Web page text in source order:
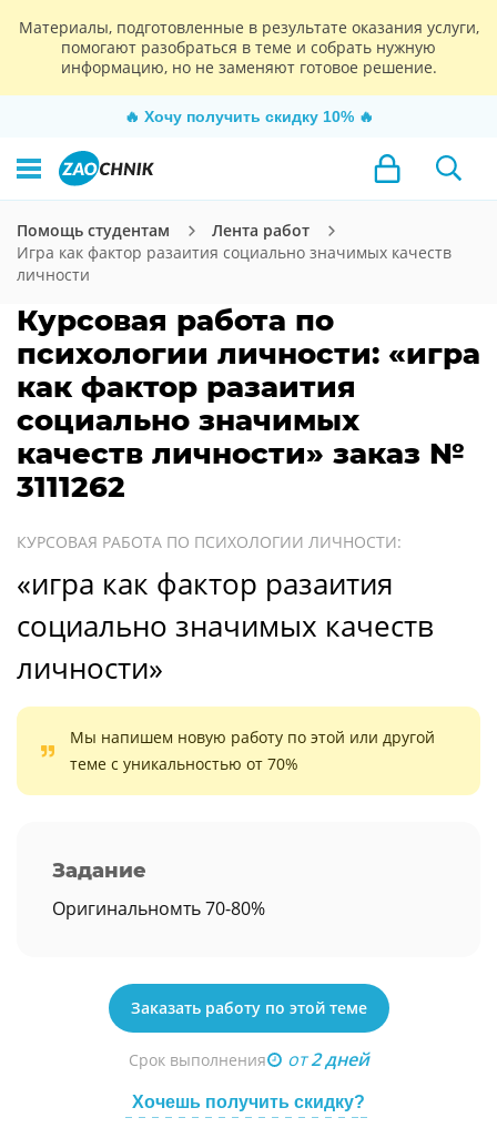
Материалы, подготовленные в результате оказания услуги,
помогают разобраться в теме и собрать нужную
информацию, но не заменяют готовое решение.
🔥 Хочу получить скидку 10% 🔥
Помощь студентам
Лента работ
Игра как фактор разаития социально значимых качеств
личности
Курсовая работа по
психологии личности: «игра
как фактор разаития
социально значимых
качеств личности» заказ №
3111262
КУРСОВАЯ РАБОТА ПО ПСИХОЛОГИИ ЛИЧНОСТИ:
«игра как фактор разаития
социально значимых качеств
личности»
Мы напишем новую работу по этой или другой
теме с уникальностью от 70%
Задание
Оригинальномть 70-80%
Заказать работу по этой теме
Срок выполнения от2 дней
Хочешь получить скидку?